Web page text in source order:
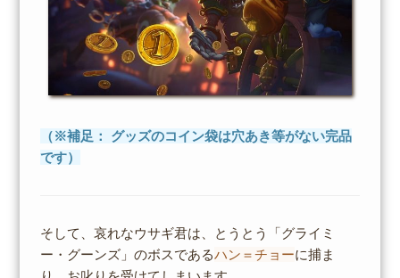
（※補足： グッズのコイン袋は穴あき等がない完品
です）
そして、哀れなウサギ君は、とうとう「グライミ
ー・グーンズ」のボスであるハン＝チョーに捕ま